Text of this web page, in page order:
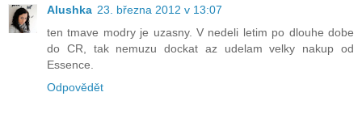
Alushka 23. března 2012 v 13:07
ten tmave modry je uzasny. V nedeli letim po dlouhe dobe
do CR, tak nemuzu dockat az udelam velky nakup od
Essence.
Odpovědět